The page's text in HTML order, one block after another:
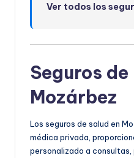
Ver todos los
Seguros
Mozárbez
Los seguros de salud en
médica privada,
personalizado a consultas,